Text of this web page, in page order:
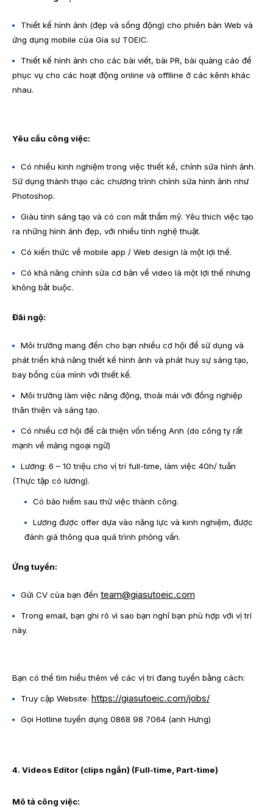
Thiết kế hình ảnh (đẹp và sống động) cho phiên bản Web và
ứng dụng mobile của Gia sư TOEIC.
Thiết kế hình ảnh cho các bài viết, bài PR, bài quảng cáo để
phục vụ cho các hoạt động online và offlline ở các kênh khác
nhau.
Yêu cầu công việc:
Có nhiều kinh nghiệm trong việc thiết kế, chỉnh sửa hình ảnh.
Sử dụng thành thạo các chương trình chỉnh sửa hình ảnh như
Photoshop.
Giàu tính sáng tạo và có con mắt thẩm mỹ. Yêu thích việc tạo
ra những hình ảnh đẹp, với nhiều tính nghệ thuật.
Có kiến thức về mobile app / Web design là một lợi thế.
Có khả năng chỉnh sửa cơ bản về video là một lợi thế nhưng
không bắt buộc.
Đãi ngộ:
Môi trường mang đến cho bạn nhiều cơ hội để sử dụng và
phát triển khả năng thiết kế hình ảnh và phát huy sự sáng tạo,
bay bổng của mình với thiết kế.
Môi trường làm việc năng động, thoải mái với đồng nghiệp
thân thiện và sáng tạo.
Có nhiều cơ hội để cải thiện vốn tiếng Anh (do công ty rất
mạnh về mảng ngoại ngữ)
Lương: 6 – 10 triệu cho vị trí full-time, làm việc 40h/ tuần
(Thực tập có lương).
Có bảo hiểm sau thử việc thành công.
Lương được offer dựa vào năng lực và kinh nghiệm, được
đánh giá thông qua quá trình phỏng vấn.
Ứng tuyển:
Gửi CV của bạn đến team@giasutoeic.com
Trong email, bạn ghi rõ vì sao bạn nghĩ bạn phù hợp với vị trí
này.
Bạn có thể tìm hiểu thêm về các vị trí đang tuyển bằng cách:
Truy cập Website: https://giasutoeic.com/jobs/
Gọi Hotline tuyển dụng 0868 98 7064 (anh Hưng)
4. Videos Editor (clips ngắn) (Full-time, Part-time)
Mô tả công việc: